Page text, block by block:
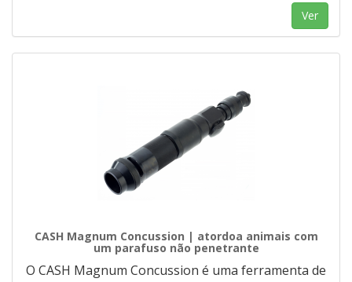
Ver
CASH Magnum Concussion | atordoa animais com
um parafuso não penetrante
O CASH Magnum Concussion é uma ferramenta de